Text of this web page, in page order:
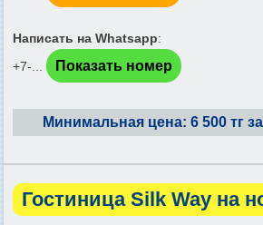
Написать на Whatsapp:
+7-...
Показать номер
Минимальная цена: 6 500 тг
Гостиница Silk Way на